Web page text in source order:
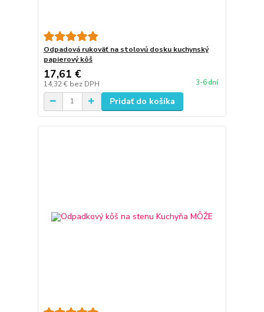
Odpadová rukoväť na stolovú dosku kuchynský
papierový kôš
17,61 €
14,32 € bez DPH 3-6 dní
Pridať do košíka